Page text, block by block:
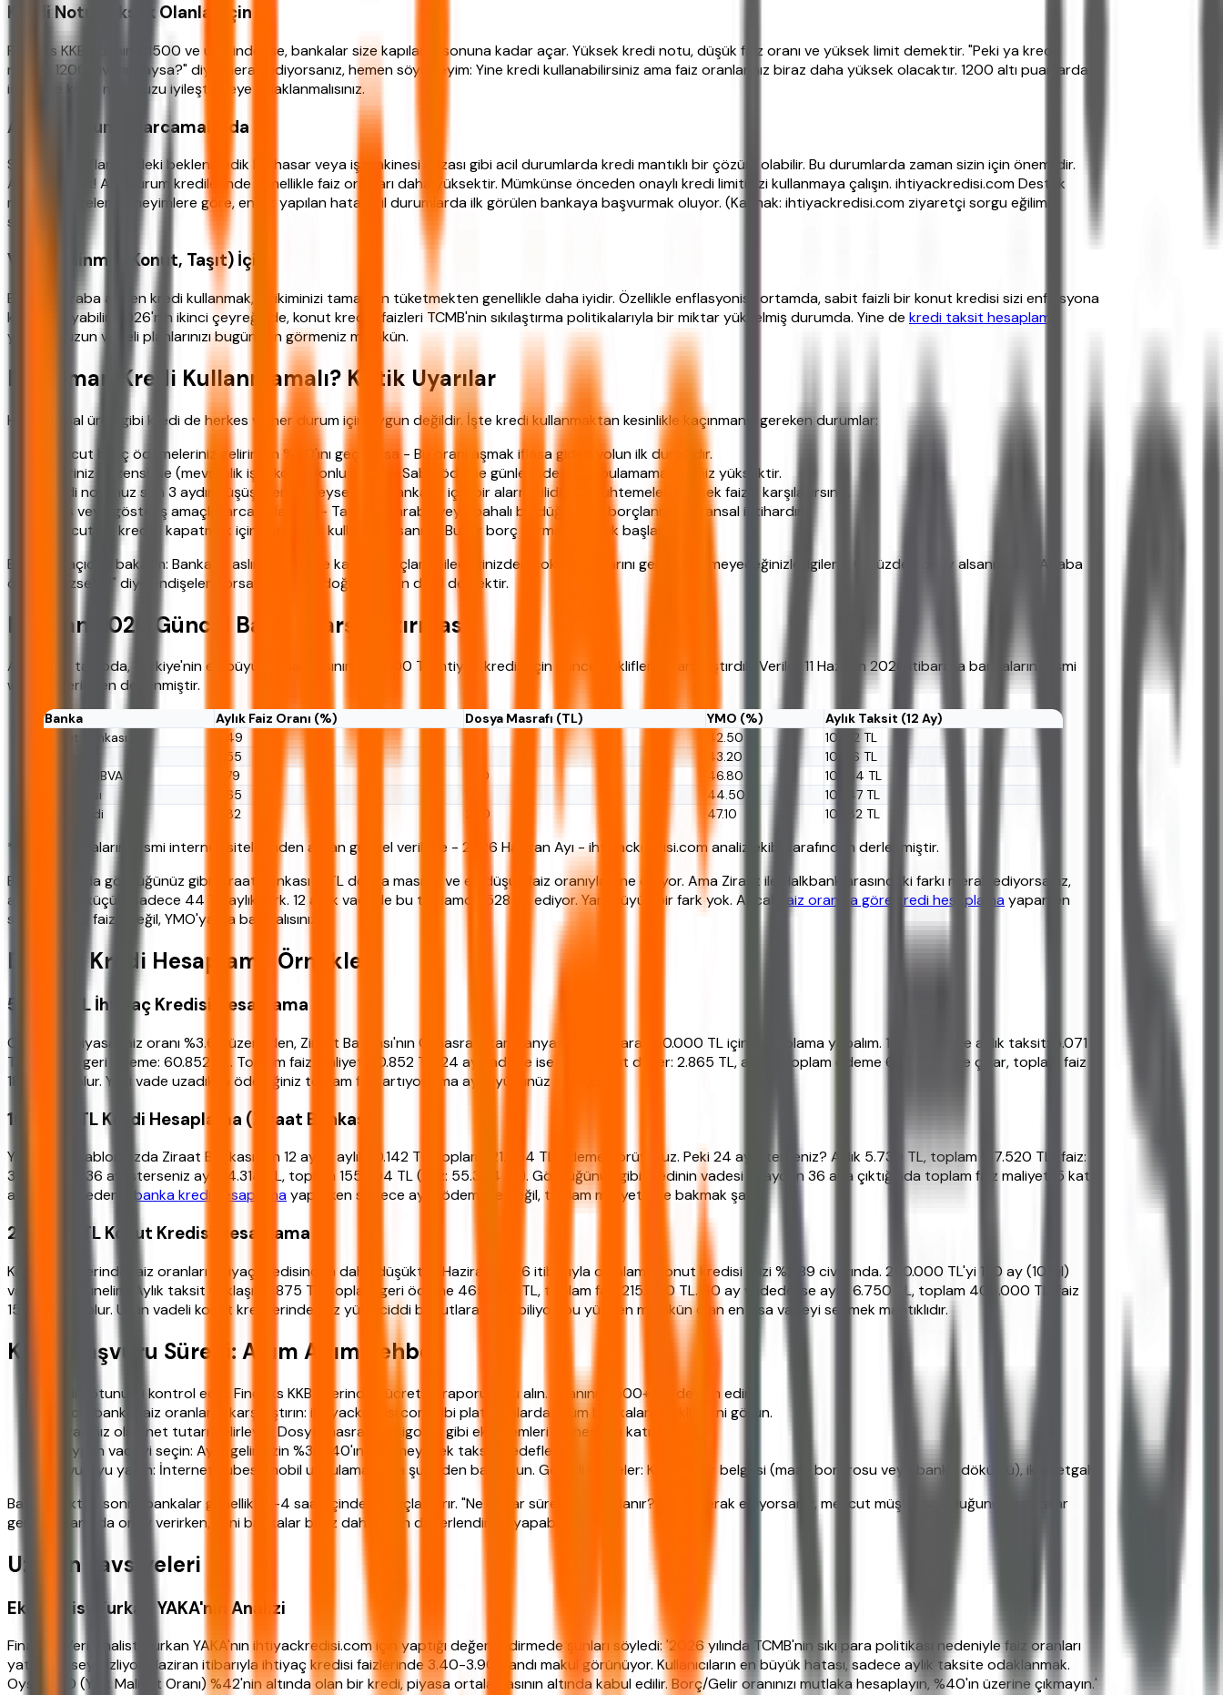
Kredi Notu Yüksek Olanlar İçin
Findeks KKB puanınız 1500 ve üzerindeyse, bankalar size kapılarını sonuna kadar açar. Yüksek kredi notu, düşük faiz oranı ve yüksek limit demektir. "Peki ya kredi
notum 1200 civarındaysa?" diye merak ediyorsanız, hemen söyleyeyim: Yine kredi kullanabilirsiniz ama faiz oranlarınız biraz daha yüksek olacaktır. 1200 altı puanlarda
ise önce kredi notunuzu iyileştirmeye odaklanmalısınız.
Acil ve Zorunlu Harcamalarda
Sağlık masrafları, evdeki beklenmedik bir hasar veya iş makinesi arızası gibi acil durumlarda kredi mantıklı bir çözüm olabilir. Bu durumlarda zaman sizin için önemlidir.
Ancak dikkat! Acil durum kredilerinde genellikle faiz oranları daha yüksektir. Mümkünse önceden onaylı kredi limitinizi kullanmaya çalışın. ihtiyackredisi.com Destek
merkezine gelen deneyimlere göre, en sık yapılan hata acil durumlarda ilk görülen bankaya başvurmak oluyor. (Kaynak: ihtiyackredisi.com ziyaretçi sorgu eğilimi
sonuçları)
Varlık Edinme (Konut, Taşıt) İçin
Ev veya araba alırken kredi kullanmak, birikiminizi tamamen tüketmekten genellikle daha iyidir. Özellikle enflasyonist ortamda, sabit faizli bir konut kredisi sizi enflasyona
karşı koruyabilir. 2026'nın ikinci çeyreğinde, konut kredisi faizleri TCMB'nin sıkılaştırma politikalarıyla bir miktar yükselmiş durumda. Yine de kredi taksit hesaplama
yaparak uzun vadeli planlarınızı bugünden görmeniz mümkün.
Ne Zaman Kredi Kullanmamalı? Kritik Uyarılar
Her finansal ürün gibi kredi de herkes ve her durum için uygun değildir. İşte kredi kullanmaktan kesinlikle kaçınmanız gereken durumlar:
Mevcut borç ödemeleriniz gelirinizin %40'ını geçiyorsa - Bu oranı aşmak iflasa giden yolun ilk durağıdır.
Geliriniz düzensizse (mevsimlik işçi, komisyonlu satış) - Sabit ödeme günlerinde nakit bulamama riskiniz yüksektir.
Kredi notunuz son 3 aydır düşüş trendindeyse - Bu, bankalar için bir alarm zilidir ve muhtemelen yüksek faizle karşılaşırsınız.
Lüks veya gösteriş amaçlı harcamalar için - Tatil, lüks araba veya pahalı bir düğün için borçlanmak finansal intihardır.
Mevcut bir krediyi kapatmak için yeni kredi kullanacaksanız - Bu bir borç sarmalının tipik başlangıcıdır.
Bir de şu açıdan bakalım: Bankalar aslında sizin ne kadar borçlanabileceğinizden çok, ne kadarını geri ödeyemeyeceğinizle ilgilenir. O yüzden onay alsanız bile, "Acaba
ödeyemezsem?" diye endişeleniyorsanız, henüz doğru zaman değil demektir.
Haziran 2026 Güncel Banka Karşılaştırması
Aşağıdaki tabloda, Türkiye'nin en büyük 5 bankasının 100.000 TL ihtiyaç kredisi için güncel tekliflerini karşılaştırdık. Veriler 11 Haziran 2026 itibarıyla bankaların resmi
web sitelerinden derlenmiştir.
Banka Aylık Faiz Oranı (%) Dosya Masrafı (TL) YMO (%)
Aylık Taksit (12 Ay)
Ziraat Bankası
3.49 42.50
10.142 TL
3.55 43.20
10.186 TL
Garanti BBVA
3.79 250 46.80
10.354 TL
İş Bankası
3.65 44.50
10.247 TL
Yapı Kredi
3.82 200 47.10 10.382 TL
*Tablo, bankaların resmi internet sitelerinden alınan güncel verilerle - 2026 Haziran Ayı - ihtiyackredisi.com analiz ekibi tarafından derlenmiştir.
Bu tabloda da gördüğünüz gibi, Ziraat Bankası 0 TL dosya masrafı ve en düşük faiz oranıyla öne çıkıyor. Ama Ziraat ile Halkbank arasındaki farkı merak ediyorsanız,
aslında çok küçük: Sadece 44 TL aylık fark. 12 aylık vadede bu toplamda 528 TL ediyor. Yani büyük bir fark yok. Ancak
faiz oranına göre kredi hesaplamayaparken
sadece aylık faize değil, YMO'ya da bakmalısınız.
Detaylı Kredi Hesaplama Örnekleri
50.000 TL İhtiyaç Kredisi Hesaplama
Ortalama piyasa faiz oranı %3.65 üzerinden, Ziraat Bankası'nın 0 masraflı kampanyasını baz alarak 50.000 TL için hesaplama yapalım. 12 ay vadede aylık taksit: 5.071
TL. Toplam geri ödeme: 60.852 TL. Toplam faiz maliyeti: 10.852 TL. 24 ay vadede ise aylık taksit düşer: 2.865 TL, ancak toplam ödeme 68.760 TL'ye çıkar, toplam faiz
18.760 TL olur. Yani vade uzadıkça ödediğiniz toplam faiz artıyor ama aylık yükünüz azalıyor.
100.000 TL Kredi Hesaplama (Ziraat Bankası)
Yukarıdaki tablomuzda Ziraat Bankası için 12 ayda aylık 10.142 TL, toplam 121.704 TL ödeme görüyoruz. Peki 24 ay isterseniz? Aylık 5.730 TL, toplam 137.520 TL (faiz:
37.520 TL). 36 ay isterseniz aylık 4.314 TL, toplam 155.304 TL (faiz: 55.304 TL). Gördüğünüz gibi kredinin vadesi 12 aydan 36 aya çıktığında toplam faiz maliyeti 5 kat
artıyor. Bu nedenle banka kredi hesaplamayaparken sadece aylık ödemeye değil, toplam maliyete de bakmak şart.
250.000 TL Konut Kredisi Hesaplama
Konut kredilerinde faiz oranları ihtiyaç kredisinden daha düşüktür. Haziran 2026 itibarıyla ortalama konut kredisi faizi %2.89 civarında. 250.000 TL'yi 120 ay (10 yıl)
vadede düşünelim. Aylık taksit yaklaşık 3.875 TL, toplam geri ödeme 465.000 TL, toplam faiz 215.000 TL. 60 ay vadede ise aylık 6.750 TL, toplam 405.000 TL, faiz
155.000 TL olur. Uzun vadeli konut kredilerinde faiz yükü ciddi boyutlara ulaşabiliyor, bu yüzden mümkün olan en kısa vadeyi seçmek mantıklıdır.
Kredi Başvuru Süreci: Adım Adım Rehber
Kredi notunuzu kontrol edin: Findeks KKB üzerinden ücretsiz raporunuzu alın. Puanınız 1500+ ise devam edin.
Güncel banka faiz oranlarını karşılaştırın: ihtiyackredisi.com gibi platformlardan tüm bankaların tekliflerini görün.
İhtiyacınız olan net tutarı belirleyin: Dosya masrafı ve sigorta gibi ek kalemleri de hesaba katın.
En uygun vadeyi seçin: Aylık gelirinizin %30-40'ını geçmeyecek taksiti hedefleyin.
Başvuruyu yapın: İnternet şubesi, mobil uygulama veya şubeden başvurun. Gerekli belgeler: Kimlik, gelir belgesi (maaş bordrosu veya banka dökümü), ikametgah.
Başvurduktan sonra bankalar genellikle 1-4 saat içinde sonuçlandırır. "Ne kadar sürede sonuçlanır?" diye merak ediyorsanız, mevcut müşterisi olduğunuz bankalar
genellikle anında onay verirken, yeni bankalar biraz daha uzun değerlendirme yapabilir.
Uzman Tavsiyeleri
Ekonomist Furkan YAKA'nın Analizi
Finansal Veri Analisti Furkan YAKA'nın ihtiyackredisi.com için yaptığı değerlendirmede şunları söyledi: '2026 yılında TCMB'nin sıkı para politikası nedeniyle faiz oranları
yatay bir seyir izliyor. Haziran itibarıyla ihtiyaç kredisi faizlerinde 3.40-3.90 bandı makul görünüyor. Kullanıcıların en büyük hatası, sadece aylık taksite odaklanmak.
Oysa YMO (Yıllık Maliyet Oranı) %42'nin altında olan bir kredi, piyasa ortalamasının altında kabul edilir. Borç/Gelir oranınızı mutlaka hesaplayın, %40'ın üzerine çıkmayın.'